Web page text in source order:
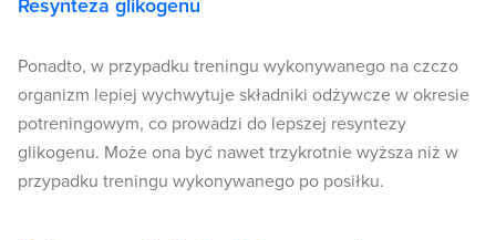
Resynteza glikogenu
Ponadto, w przypadku treningu wykonywanego na czczo
organizm lepiej wychwytuje składniki odżywcze w okresie
potreningowym, co prowadzi do lepszej resyntezy
glikogenu. Może ona być nawet trzykrotnie wyższa niż w
przypadku treningu wykonywanego po posiłku.